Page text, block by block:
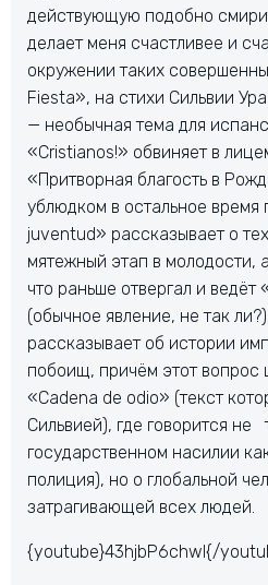
действующую подобно
делает меня счастливее и
окружении таких
Fiesta», на стихи Сильвии
— необычная тема для
«Cristianos!» обвиняет в
«Притворная благость в
ублюдком в остальное время
juventud» рассказывает о
мятежный этап в молодости,
что раньше отвергал и
(обычное явление, не так
рассказывает об истории
побоищ, причём этот вопрос
«Cadena de odio» (текст
Сильвией), где говорится не
государственном насилии
полиция), но о глобальной
затрагивающей всех людей.
{youtube}43hjbP6chwI{/